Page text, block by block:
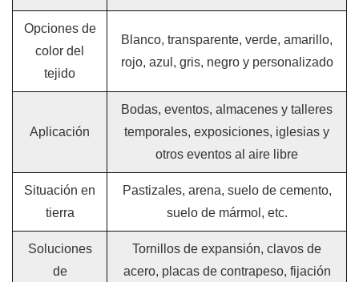
Opciones de
color del
tejido
Blanco, transparente, verde, amarillo,
rojo, azul, gris, negro y personalizado
Aplicación
Bodas, eventos, almacenes y talleres
temporales, exposiciones, iglesias y
otros eventos al aire libre
Situación en
tierra
Pastizales, arena, suelo de cemento,
suelo de mármol, etc.
Soluciones
de
Tornillos de expansión, clavos de
acero, placas de contrapeso, fijación